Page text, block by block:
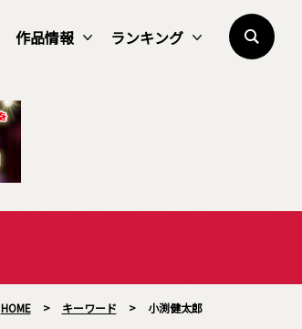
作品情報 ランキング
HOME > キーワード > 小渕健太郎